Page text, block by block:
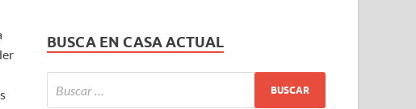
BUSCA EN CASA ACTUAL